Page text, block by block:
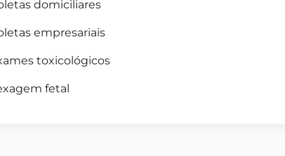
domiciliares
empresariais
toxicológicos
fetal